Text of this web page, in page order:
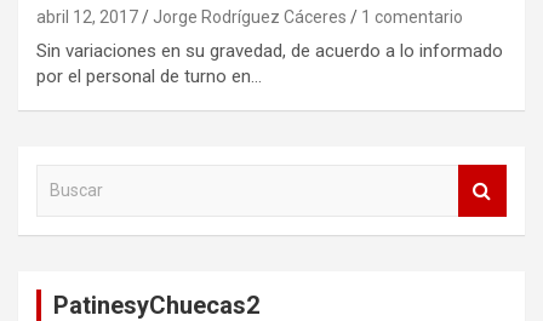
abril 12, 2017 Jorge Rodríguez Cáceres 1 comentario
Sin variaciones en su gravedad, de acuerdo a lo informado
por el personal de turno en…
PatinesyChuecas2